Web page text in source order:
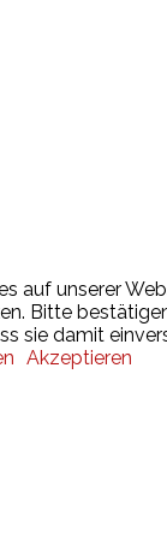
auf unserer
Bitte
sie damit
Akzeptieren